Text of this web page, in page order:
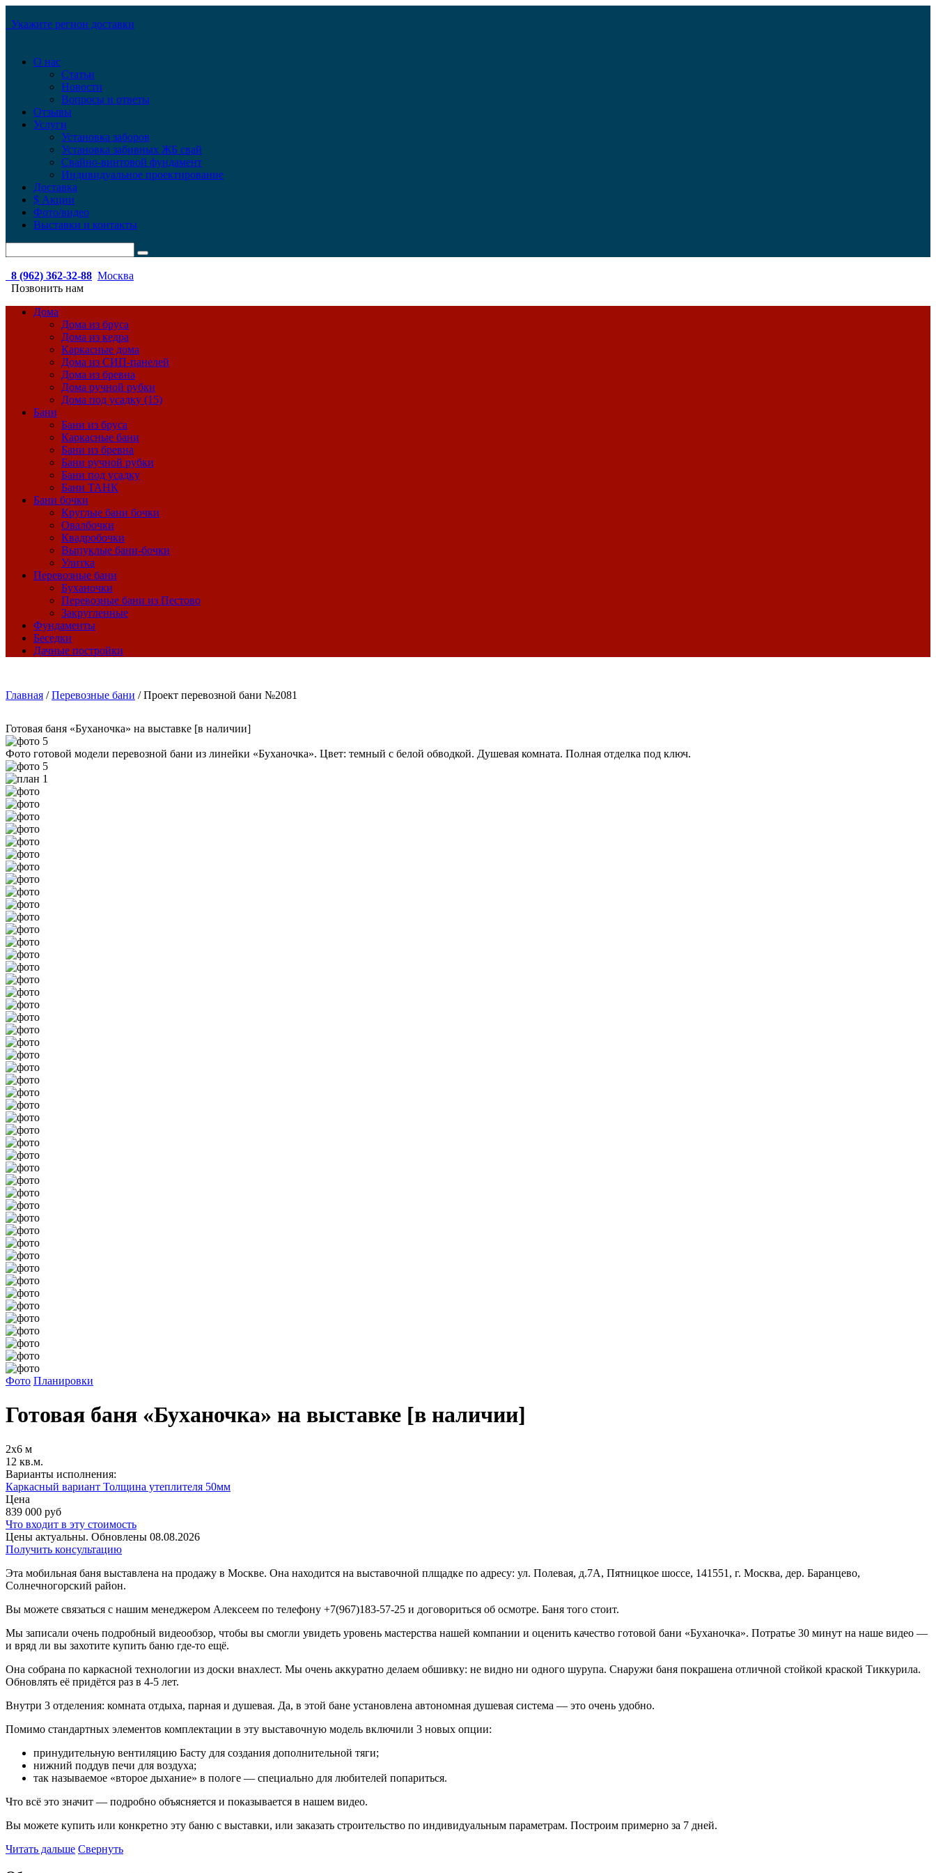
Укажите регион доставки
О нас
Статьи
Новости
Вопросы и ответы
Отзывы
Услуги
Установка заборов
Установка забивных ЖБ свай
Свайно-винтовой фундамент
Индивидуальное проектирование
Доставка
$ Акции
Фото/видео
Выставки и контакты
8 (962) 362-32-88 Москва
Позвонить нам
Дома
Дома из бруса
Дома из кедра
Каркасные дома
Дома из СИП-панелей
Дома из бревна
Дома ручной рубки
Дома под усадку (15)
Бани
Бани из бруса
Каркасные бани
Бани из бревна
Бани ручной рубки
Бани под усадку
Бани ТАНК
Бани бочки
Круглые бани бочки
Овалбочки
Квадробочки
Выпуклые бани-бочки
Улитка
Перевозные бани
Буханочки
Перевозные бани из Пестово
Закругленные
Фундаменты
Беседки
Дачные постройки
Главная /Перевозные бани /Проект перевозной бани №2081
Готовая баня «Буханочка» на выставке [в наличии]
Фото готовой модели перевозной бани из линейки «Буханочка». Цвет: темный с белой обводкой. Душевая комната. Полная отделка под ключ.
Фото Планировки
Готовая баня «Буханочка» на выставке [в наличии]
2х6 м
12 кв.м.
Варианты исполнения:
Каркасный вариант Толщина утеплителя 50мм
Цена
839 000 руб
Что входит в эту стоимость
Цены актуальны. Обновлены 08.08.2026
Получить консультацию
Эта мобильная баня выставлена на продажу в Москве. Она находится на выставочной плщадке по адресу: ул. Полевая, д.7А, Пятницкое шоссе, 141551, г. Москва, дер. Баранцево,
Солнечногорский район.
Вы можете связаться с нашим менеджером Алексеем по телефону +7(967)183-57-25 и договориться об осмотре. Баня того стоит.
Мы записали очень подробный видеообзор, чтобы вы смогли увидеть уровень мастерства нашей компании и оценить качество готовой бани «Буханочка». Потратье 30 минут на наше видео —
и вряд ли вы захотите купить баню где-то ещё.
Она собрана по каркасной технологии из доски внахлест. Мы очень аккуратно делаем обшивку: не видно ни одного шурупа. Снаружи баня покрашена отличной стойкой краской Тиккурила.
Обновлять её придётся раз в 4-5 лет.
Внутри 3 отделения: комната отдыха, парная и душевая. Да, в этой бане установлена автономная душевая система — это очень удобно.
Помимо стандартных элементов комплектации в эту выставочную модель включили 3 новых опции:
принудительную вентиляцию Басту для создания дополнительной тяги;
нижний поддув печи для воздуха;
так называемое «второе дыхание» в пологе — специально для любителей попариться.
Что всё это значит — подробно объясняется и показывается в нашем видео.
Вы можете купить или конкретно эту баню с выставки, или заказать строительство по индивидуальным параметрам. Построим примерно за 7 дней.
Читать дальше Свернуть